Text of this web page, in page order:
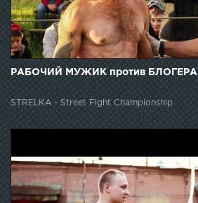
РАБОЧИЙ МУЖИК против БЛОГЕРА
STRELKA - Street Fight Championship